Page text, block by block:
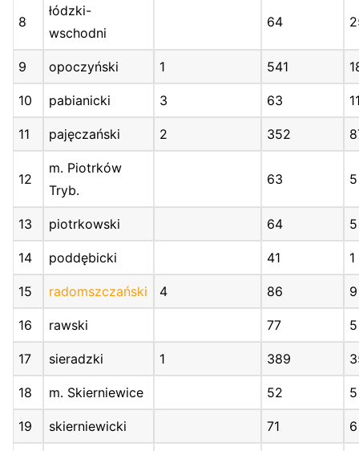
8
łódzki-
wschodni
64
9 opoczyński 1 541
10 pabianicki 3 63
11 pajęczański 2 352
12
m. Piotrków
Tryb.
63 5
13 piotrkowski 64 5
14 poddębicki 41 1
15 radomszczański 4 86 9
16 rawski 77 5
17 sieradzki 1 389
18 m. Skierniewice 52 5
19 skierniewicki 71 6